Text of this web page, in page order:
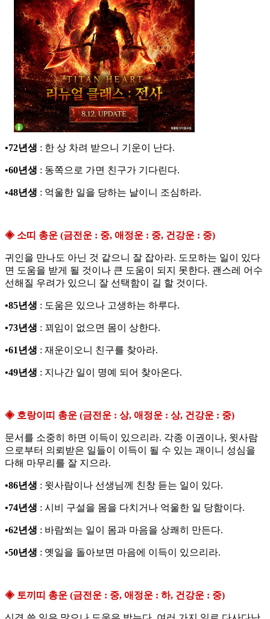
•72년생 : 한 상 차려 받으니 기운이 난다.
•60년생 : 동쪽으로 가면 친구가 기다린다.
•48년생 : 억울한 일을 당하는 날이니 조심하라.
◈ 소띠 총운 (금전운 : 중, 애정운 : 중, 건강운 : 중)
귀인을 만나도 아닌 것 같으니 잘 잡아라. 도모하는 일이 있다
면 도움을 받게 될 것이나 큰 도움이 되지 못한다. 괜스레 어수
선해질 우려가 있으니 잘 선택함이 길 할 것이다.
•85년생 : 도움은 있으나 고생하는 하루다.
•73년생 : 꾀임이 없으면 몸이 상한다.
•61년생 : 재운이오니 친구를 찾아라.
•49년생 : 지나간 일이 명예 되어 찾아온다.
◈ 호랑이띠 총운 (금전운 : 상, 애정운 : 상, 건강운 : 중)
문서를 소중히 하면 이득이 있으리라. 각종 이권이나, 윗사람
으로부터 의뢰받은 일들이 이득이 될 수 있는 괘이니 성심을
다해 마무리를 잘 지으라.
•86년생 : 윗사람이나 선생님께 친창 듣는 일이 있다.
•74년생 : 시비 구설을 몸을 다치거나 억울한 일 당함이다.
•62년생 : 바람쐬는 일이 몸과 마음을 상쾌히 만든다.
•50년생 : 옛일을 돌아보면 마음에 이득이 있으리라.
◈ 토끼띠 총운 (금전운 : 중, 애정운 : 하, 건강운 : 중)